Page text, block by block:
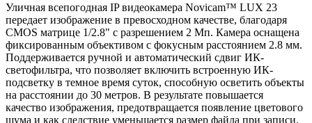
Уличная всепогодная IP видеокамера Novicam™ LUX 23
передает изображение в превосходном качестве, благодаря
CMOS матрице 1/2.8" с разрешением 2 Мп. Камера оснащена
фиксированным объективом с фокусным расстоянием 2.8 мм.
Поддерживается ручной и автоматический сдвиг ИК-
светофильтра, что позволяет включить встроенную ИК-
подсветку в темное время суток, способную осветить объекты
на расстоянии до 30 метров. В результате повышается
качество изображения, предотвращается появление цветового
шума и как следствие уменьшается размер файла при записи.